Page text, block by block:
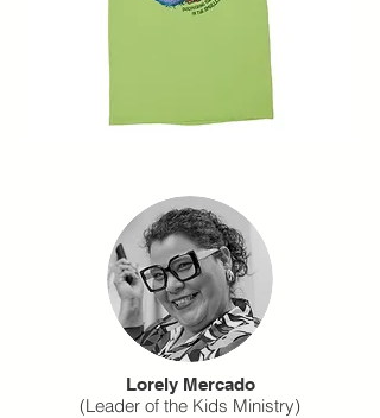
Lorely Mercado
(Leader of the Kids Ministry)